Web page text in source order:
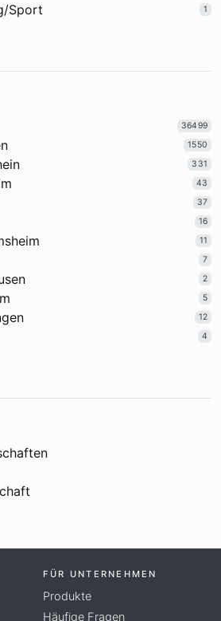
Sport 1
36499
1550
331
43
37
16
11
7
2
5
12
4
FÜR UNTERNEHMEN
Produkte
Häufige Fragen